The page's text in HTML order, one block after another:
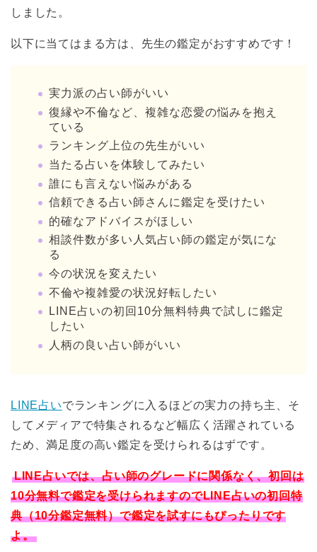
しました。
以下に当てはまる方は、先生の鑑定がおすすめです！
実力派の占い師がいい
復縁や不倫など、複雑な恋愛の悩みを抱え
ている
ランキング上位の先生がいい
当たる占いを体験してみたい
誰にも言えない悩みがある
信頼できる占い師さんに鑑定を受けたい
的確なアドバイスがほしい
相談件数が多い人気占い師の鑑定が気にな
る
今の状況を変えたい
不倫や複雑愛の状況好転したい
LINE占いの初回10分無料特典で試しに鑑定
したい
人柄の良い占い師がいい
LINE占いでランキングに入るほどの実力の持ち主、そ
してメディアで特集されるなど幅広く活躍されている
ため、満足度の高い鑑定を受けられるはずです。
LINE占いでは、占い師のグレードに関係なく、初回は
10分無料で鑑定を受けられますのでLINE占いの初回特
典（10分鑑定無料）で鑑定を試すにもぴったりです
よ。